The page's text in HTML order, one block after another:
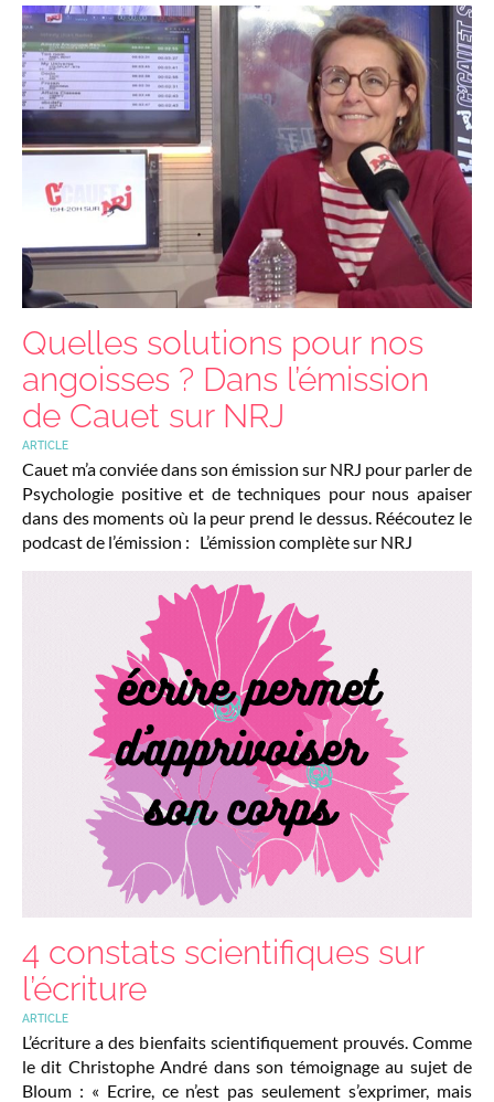
Quelles solutions pour nos
angoisses ? Dans l’émission
de Cauet sur NRJ
ARTICLE
Cauet m’a conviée dans son émission sur NRJ pour parler de
Psychologie positive et de techniques pour nous apaiser
dans des moments où la peur prend le dessus. Réécoutez le
podcast de l’émission : L’émission complète sur NRJ
4 constats scientifiques sur
l’écriture
ARTICLE
L’écriture a des bienfaits scientifiquement prouvés. Comme
le dit Christophe André dans son témoignage au sujet de
Bloum : « Ecrire, ce n’est pas seulement s’exprimer, mais